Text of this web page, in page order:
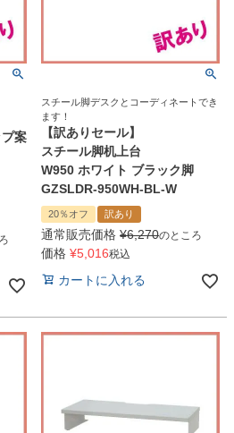
案
スチール脚デスクとコーディネートでき
ます！
【訳ありセール】
スチール脚机上台
W950 ホワイト ブラック脚
GZSLDR-950WH-BL-W
20％オフ 訳あり
通常販売価格 ¥6,270のところ
価格 ¥5,016税込
カートに入れる